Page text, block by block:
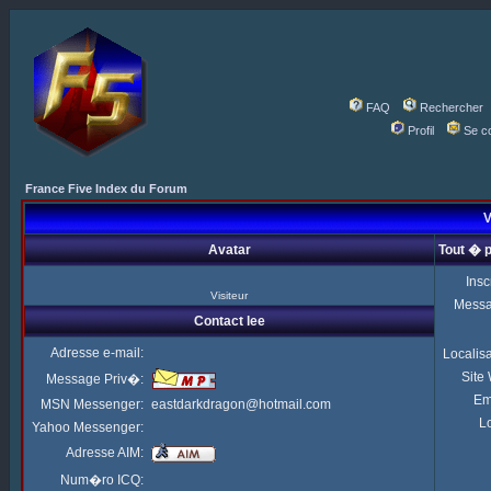
FAQ
Rechercher
Profil
Se
France Five Index du Forum
Avatar Tout �
Visiteur
Site
Contact lee
Adresse e-mail:
Message Priv�:
MSN Messenger: eastdarkdragon@hotmail.com
Yahoo Messenger:
Adresse AIM:
Num�ro ICQ: